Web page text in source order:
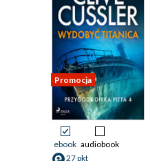
Promocja
ebook audiobook
27 pkt